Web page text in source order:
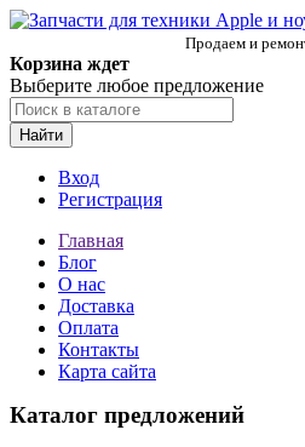
Продаем и
Корзина ждет
Выберите любое предложение
Найти
Вход
Регистрация
Главная
Блог
О нас
Доставка
Оплата
Контакты
Карта сайта
Каталог предложений